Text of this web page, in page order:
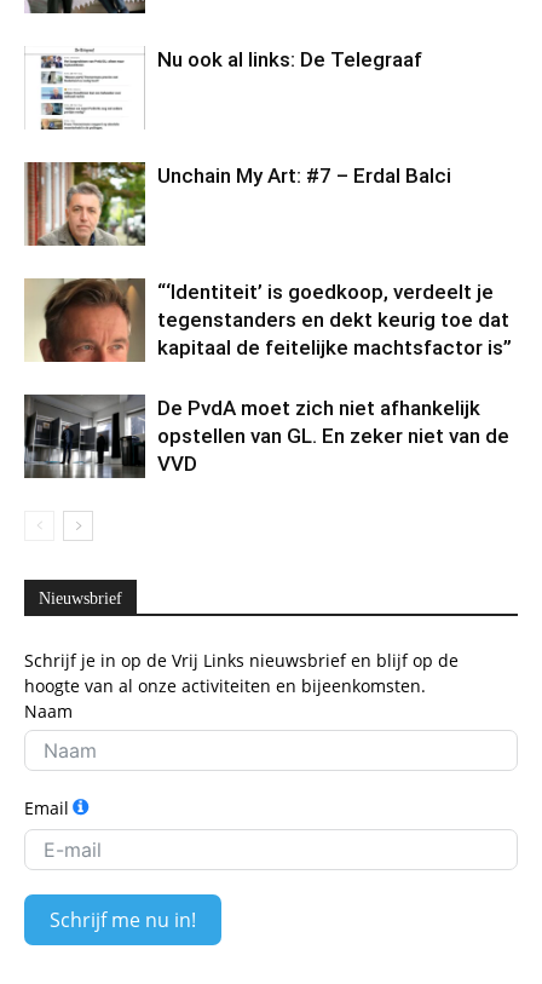
Nu ook al links: De Telegraaf
Unchain My Art: #7 – Erdal Balci
“‘Identiteit’ is goedkoop, verdeelt je
tegenstanders en dekt keurig toe dat
kapitaal de feitelijke machtsfactor is”
De PvdA moet zich niet afhankelijk
opstellen van GL. En zeker niet van de
VVD
Nieuwsbrief
Schrijf je in op de Vrij Links nieuwsbrief en blijf op de
hoogte van al onze activiteiten en bijeenkomsten.
Naam
Email
Schrijf me nu in!